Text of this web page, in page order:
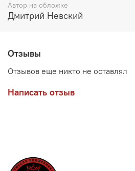
Автор на обложке
Дмитрий Невский
Отзывы
Отзывов еще никто не оставлял
Написать отзыв